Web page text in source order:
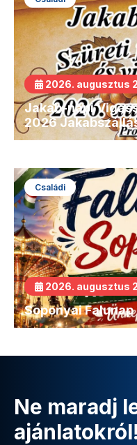
2026. augusztus
Jakab-napi
2026
Családi
2026. augusztus
Soponyai
Ne maradj
ajánlatokról!